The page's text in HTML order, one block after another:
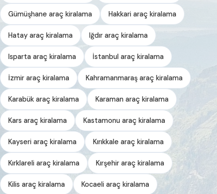
Gümüşhane araç kiralama Hakkari araç kiralama
Hatay araç kiralama Iğdır araç kiralama
Isparta araç kiralama İstanbul araç kiralama
İzmir araç kiralama Kahramanmaraş araç kiralama
Karabük araç kiralama Karaman araç kiralama
Kars araç kiralama Kastamonu araç kiralama
Kayseri araç kiralama Kırıkkale araç kiralama
Kırklareli araç kiralama Kırşehir araç kiralama
Kilis araç kiralama Kocaeli araç kiralama